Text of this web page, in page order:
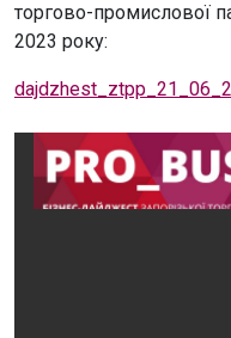
торгово-промислової
2023 року: